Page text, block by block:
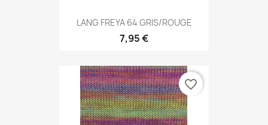
LANG FREYA 64 GRIS/ROUGE
7,95 €
favorite_border